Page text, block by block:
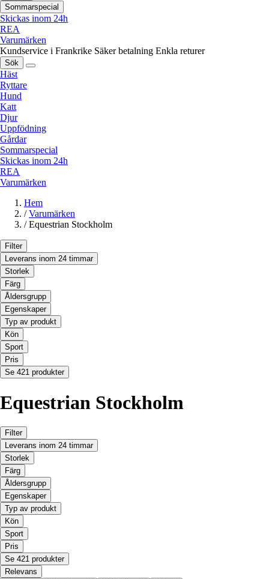
Sommarspecial
Skickas inom 24h
REA
Varumärken
Kundservice i Frankrike Säker betalning Enkla returer
Sök
Häst
Ryttare
Hund
Katt
Djur
Uppfödning
Gårdar
Sommarspecial
Skickas inom 24h
REA
Varumärken
Hem
/ Varumärken
/ Equestrian Stockholm
Filter
Leverans inom 24 timmar
Storlek
Färg
Åldersgrupp
Egenskaper
Typ av produkt
Kön
Sport
Pris
Se 421 produkter
Equestrian Stockholm
Filter
Leverans inom 24 timmar
Storlek
Färg
Åldersgrupp
Egenskaper
Typ av produkt
Kön
Sport
Pris
Se 421 produkter
Relevans